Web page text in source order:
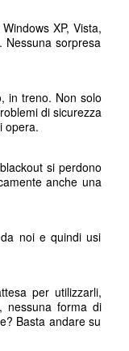
XP, Vista,
sorpresa
in treno. Non solo
di sicurezza
opera.
si perdono
anche una
noi e quindi usi
per utilizzarli,
nessuna forma di
Basta andare su